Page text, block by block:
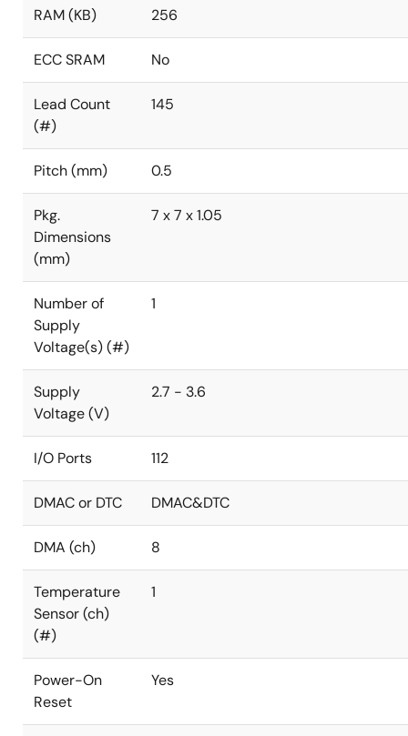
RAM (KB) 256
ECC SRAM No
Lead Count
(#)
145
Pitch (mm) 0.5
Pkg.
Dimensions
(mm)
7 x 7 x 1.05
Number of
Supply
Voltage(s) (#)
1
Supply
Voltage (V)
2.7 - 3.6
I/O Ports 112
DMAC or DTC DMAC&DTC
DMA (ch) 8
Temperature
Sensor (ch)
(#)
1
Power-On
Reset
Yes